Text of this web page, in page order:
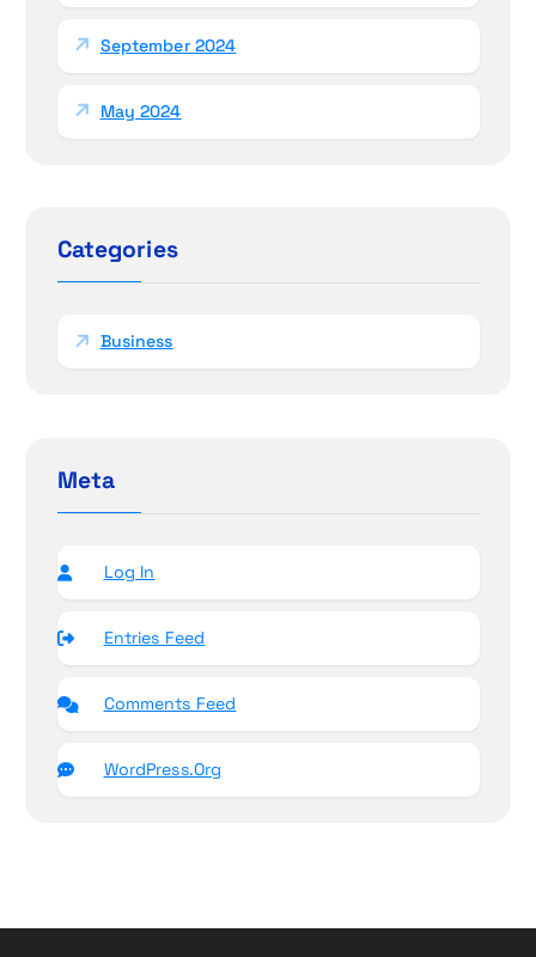
September 2024
May 2024
Categories
Business
Meta
Log In
Entries Feed
Comments Feed
WordPress.org